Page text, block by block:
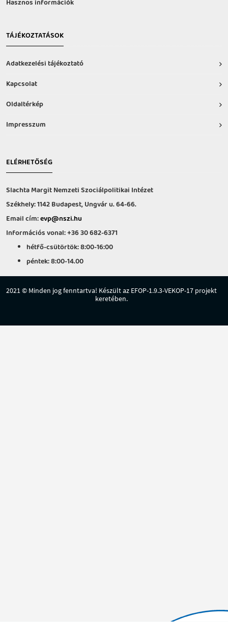
Hasznos információk
TÁJÉKOZTATÁSOK
Adatkezelési tájékoztató
Kapcsolat
Oldaltérkép
Impresszum
ELÉRHETŐSÉG
Slachta Margit Nemzeti Szociálpolitikai Intézet
Székhely: 1142 Budapest, Ungvár u. 64-66.
Email cím:evp@nszi.hu
Információs vonal: +36 30 682-6371
hétfő-csütörtök: 8:00-16:00
péntek: 8:00-14.00
2021 © Minden jog fenntartva! Készült az EFOP-1.9.3-VEKOP-17 projekt
keretében.